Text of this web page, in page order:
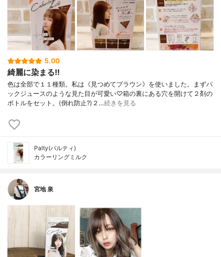
5.00
綺麗に染まる!!
色は全部で１１種類。私は《見つめてブラウン》を使いました。まずパ
ックジュースのような見た目が可愛い♡箱の裏にある穴を開けて２剤の
ボトルをセット。(倒れ防止?)２…続きを見る
Palty(パルティ)
カラーリングミルク
宮地 泉